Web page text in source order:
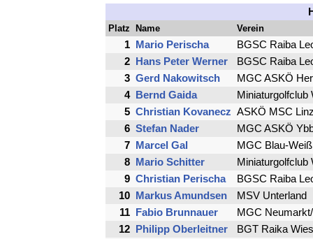
Platz Name Verein
1 Mario Perischa
BGSC Raiba
2
Hans Peter Werner
BGSC Raiba
3 Gerd Nakowitsch
MGC ASKÖ
4
Bernd Gaida
Miniaturgolfclub
5 Christian Kovanecz ASKÖ MSC
6 Stefan Nader
MGC ASKÖ
7
Marcel Gal
MGC Blau-Weiß
8
Mario Schitter
Miniaturgolfclub
9 Christian Perischa
BGSC Raiba
10
Markus Amundsen
MSV Unterland
11
Fabio Brunnauer
MGC
12
Philipp Oberleitner
BGT Raika